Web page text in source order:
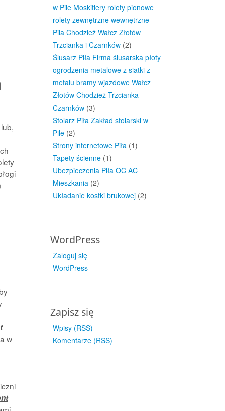
w
w Pile Moskitiery rolety pionowe
rolety zewnętrzne wewnętrzne
Pila Chodzież Wałcz Złotów
Trzcianka i Czarnków (2)
Ślusarz Piła Firma ślusarska płoty
ogrodzenia metalowe z siatki z
metalu bramy wjazdowe Wałcz
Złotów Chodzież Trzcianka
Czarnków (3)
Stolarz Piła Zakład stolarski w
Pile (2)
Strony internetowe Piła (1)
Tapety ścienne (1)
Ubezpieczenia Piła OC AC
Mieszkania (2)
Układanie kostki brukowej (2)
WordPress
Zaloguj się
WordPress
Zapisz się
Wpisy (RSS)
Komentarze (RSS)